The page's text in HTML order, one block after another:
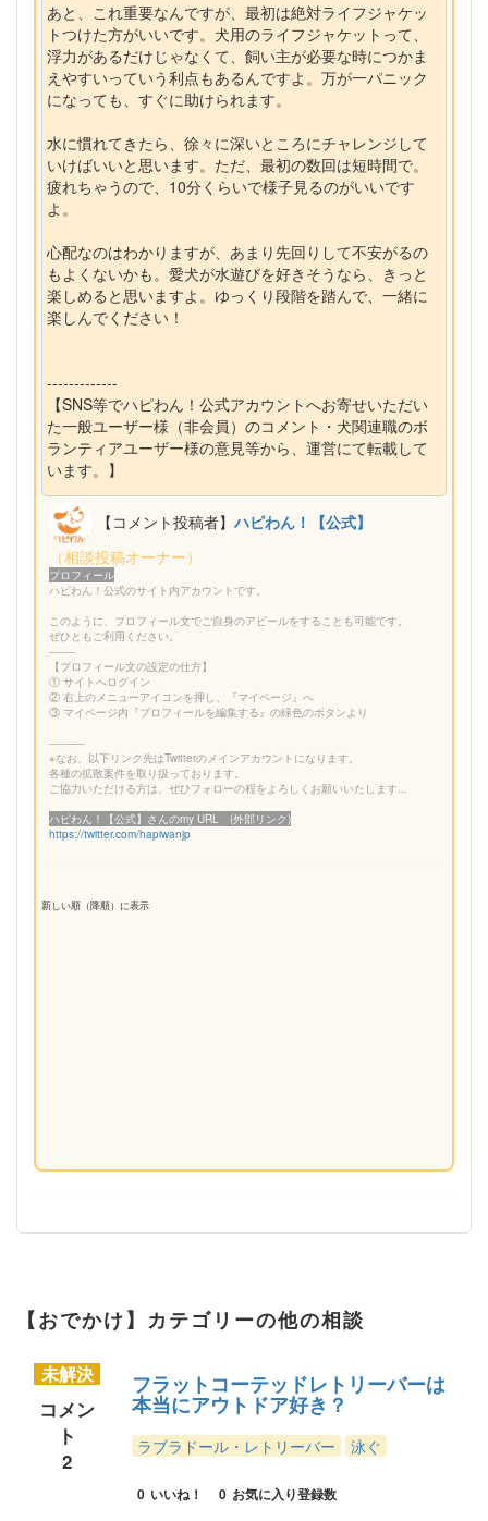
あと、これ重要なんですが、最初は絶対ライフジャケッ
トつけた方がいいです。犬用のライフジャケットって、
浮力があるだけじゃなくて、飼い主が必要な時につかま
えやすいっていう利点もあるんですよ。万が一パニック
になっても、すぐに助けられます。
水に慣れてきたら、徐々に深いところにチャレンジして
いけばいいと思います。ただ、最初の数回は短時間で。
疲れちゃうので、10分くらいで様子見るのがいいです
よ。
心配なのはわかりますが、あまり先回りして不安がるの
もよくないかも。愛犬が水遊びを好きそうなら、きっと
楽しめると思いますよ。ゆっくり段階を踏んで、一緒に
楽しんでください！
-------------
【SNS等でハピわん！公式アカウントへお寄せいただい
た一般ユーザー様（非会員）のコメント・犬関連職のボ
ランティアユーザー様の意見等から、運営にて転載して
います。】
【コメント投稿者】ハピわん！【公式】
（相談投稿オーナー）
プロフィール
ハピわん！公式のサイト内アカウントです。
このように、プロフィール文でご自身のアピールをすることも可能です。
ぜひともご利用ください。
--------
【プロフィール文の設定の仕方】
① サイトへログイン
② 右上のメニューアイコンを押し、『マイページ』へ
③ マイページ内『プロフィールを編集する』の緑色のボタンより
-----------
※なお、以下リンク先はTwitterのメインアカウントになります。
各種の拡散案件を取り扱っております。
ご協力いただける方は、ぜひフォローの程をよろしくお願いいたします...
ハピわん！【公式】さんのmy URL (外部リンク)
https://twitter.com/hapiwanjp
新しい順（降順）に表示
【おでかけ】カテゴリーの他の相談
未解決
コメン
ト
2
フラットコーテッドレトリーバーは
本当にアウトドア好き？
ラブラドール・レトリーバー 泳ぐ
0 いいね！ 0 お気に入り登録数